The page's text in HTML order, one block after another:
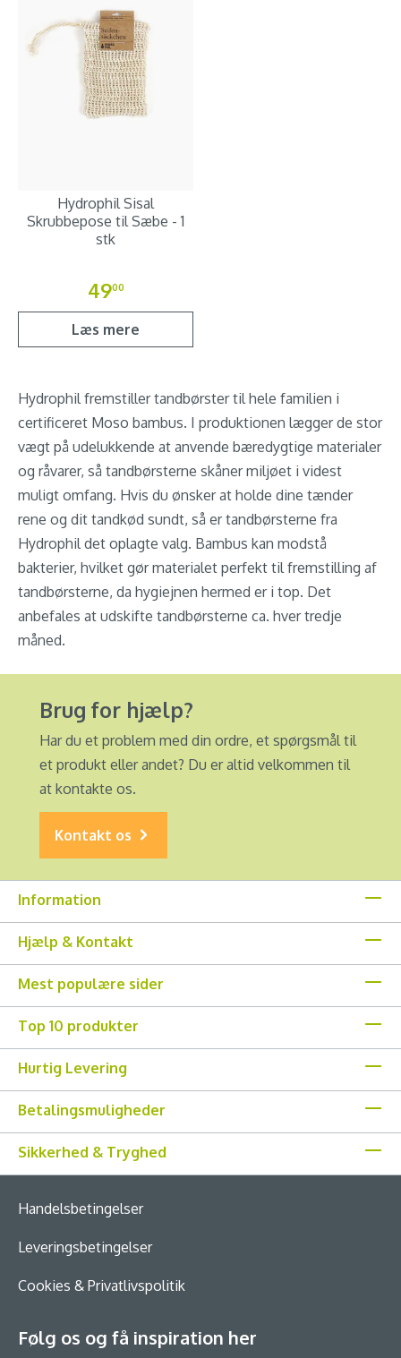
Hydrophil Sisal
Skrubbepose til Sæbe - 1
stk
4900
Læs mere
Hydrophil fremstiller tandbørster til hele familien i
certificeret Moso bambus. I produktionen lægger de stor
vægt på udelukkende at anvende bæredygtige materialer
og råvarer, så tandbørsterne skåner miljøet i videst
muligt omfang. Hvis du ønsker at holde dine tænder
rene og dit tandkød sundt, så er tandbørsterne fra
Hydrophil det oplagte valg. Bambus kan modstå
bakterier, hvilket gør materialet perfekt til fremstilling af
tandbørsterne, da hygiejnen hermed er i top. Det
anbefales at udskifte tandbørsterne ca. hver tredje
måned.
Brug for hjælp?
Har du et problem med din ordre, et spørgsmål til
et produkt eller andet? Du er altid velkommen til
at kontakte os.
Kontakt os
Information
Hjælp & Kontakt
Mest populære sider
Top 10 produkter
Hurtig Levering
Betalingsmuligheder
Sikkerhed & Tryghed
Handelsbetingelser
Leveringsbetingelser
Cookies & Privatlivspolitik
Følg os og få inspiration her